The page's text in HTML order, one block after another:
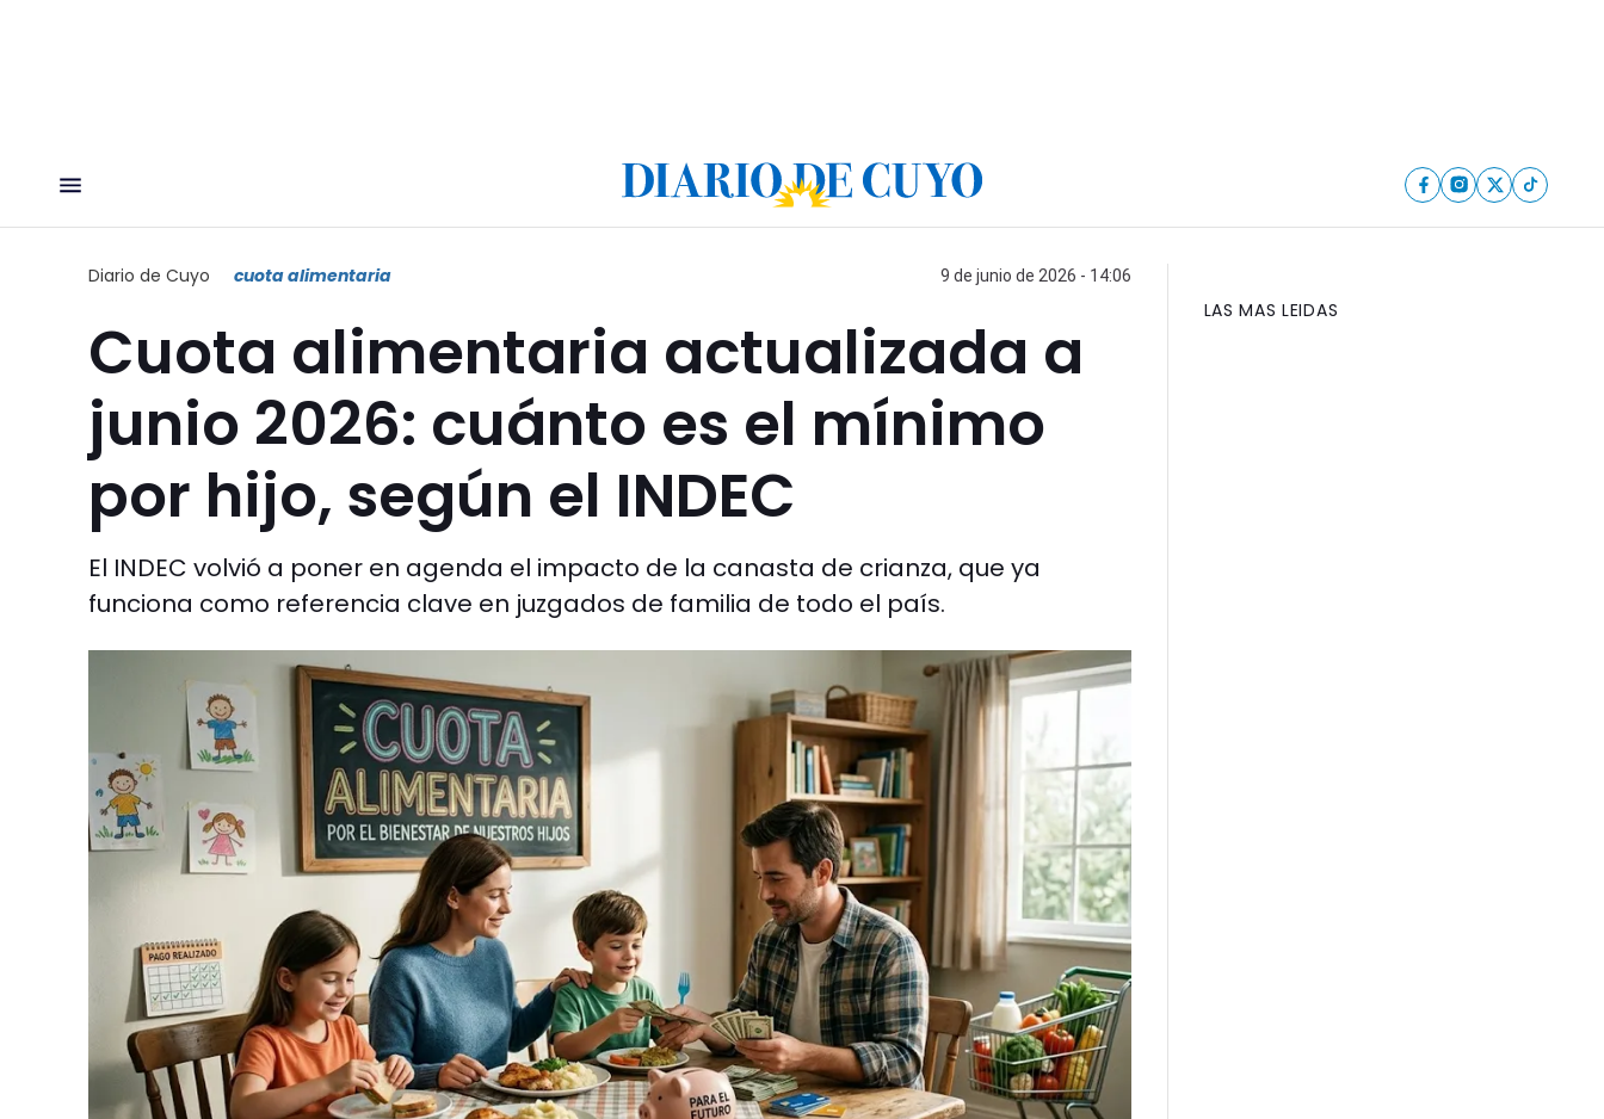
Diario de Cuyo cuota alimentaria 9 de junio de 2026 - 14:06
Cuota alimentaria actualizada a
junio 2026: cuánto es el mínimo
por hijo, según el INDEC
El INDEC volvió a poner en agenda el impacto de la canasta de crianza, que ya
funciona como referencia clave en juzgados de familia de todo el país.
LAS MAS LEIDAS